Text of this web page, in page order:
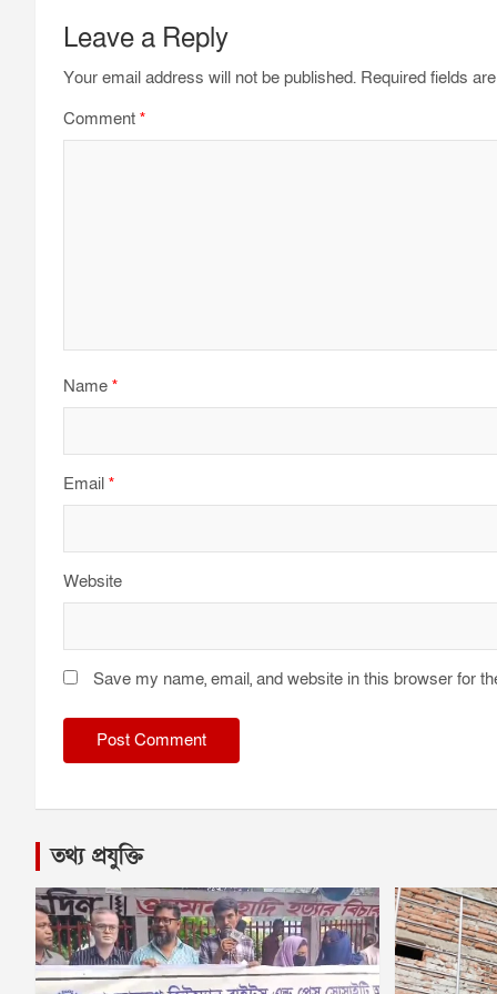
k
p
Leave a Reply
Your email address will not be published. Required fields
Comment *
Name *
Email *
Website
Save my name, email, and website in this browser for
তথ্য প্রযুক্তি